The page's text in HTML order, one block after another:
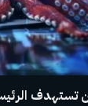
تستهدف